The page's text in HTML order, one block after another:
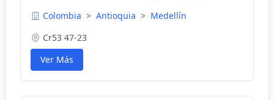
Colombia > Antioquia > Medellín
Cr53 47-23
Ver Más